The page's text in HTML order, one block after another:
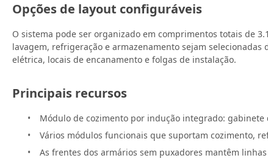
Opções de layout configuráveis
O sistema pode ser organizado em comprimentos totais de
lavagem, refrigeração e armazenamento sejam
elétrica, locais de encanamento e folgas de instalação.
Principais recursos
Módulo de cozimento por indução integrado:
Vários módulos funcionais que suportam cozimento,
As frentes dos armários sem puxadores mantêm